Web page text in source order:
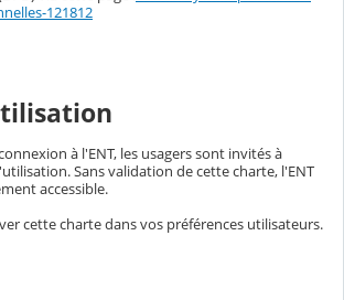
121812
à l'ENT, les usagers sont invités à
Sans validation de cette charte, l'ENT
accessible.
cette charte dans vos préférences utilisateurs.